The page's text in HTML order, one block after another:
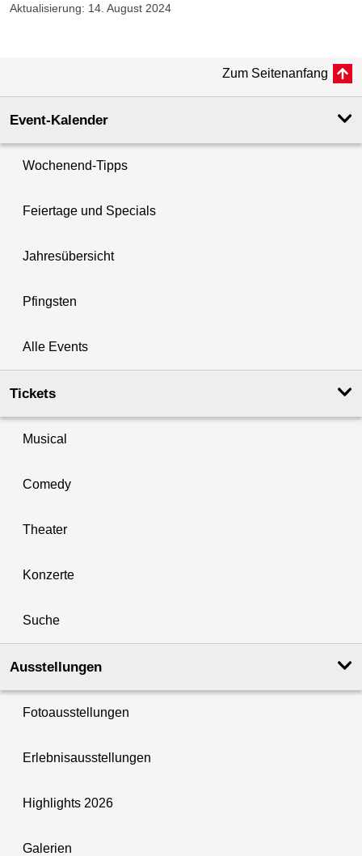
Aktualisierung: 14. August 2024
Zum Seitenanfang
Event-Kalender
Wochenend-Tipps
Feiertage und Specials
Jahresübersicht
Pfingsten
Alle Events
Tickets
Musical
Comedy
Theater
Konzerte
Suche
Ausstellungen
Fotoausstellungen
Erlebnisausstellungen
Highlights 2026
Galerien